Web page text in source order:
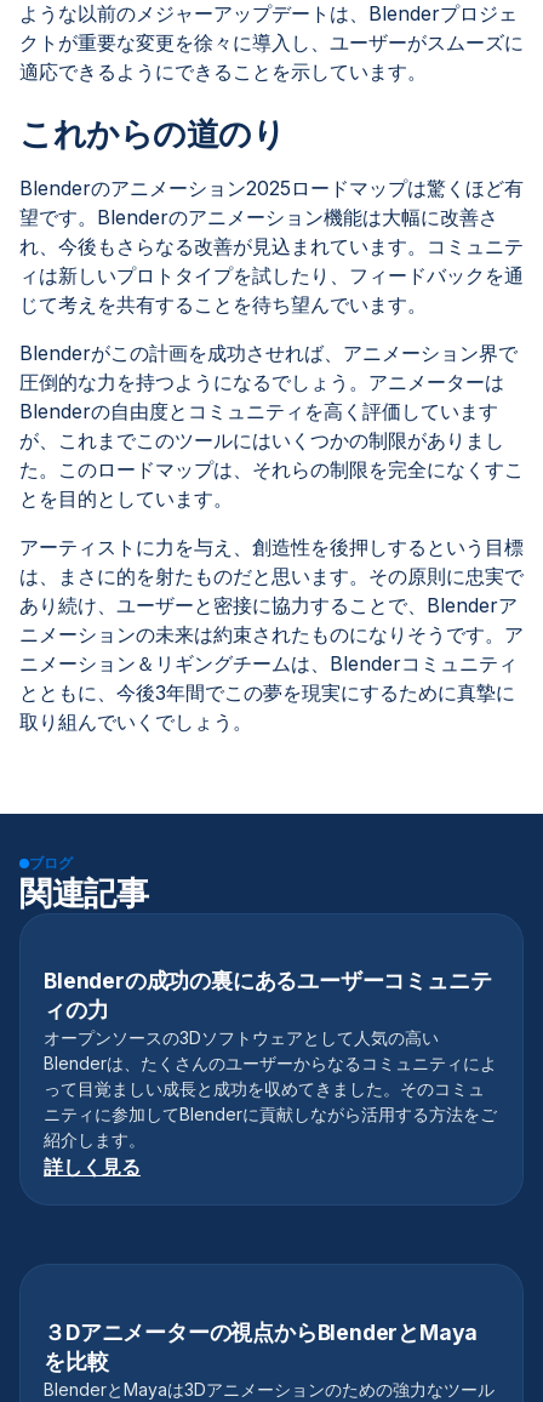
ような以前のメジャーアップデートは、Blenderプロジェ
クトが重要な変更を徐々に導入し、ユーザーがスムーズに
適応できるようにできることを示しています。
これからの道のり
Blenderのアニメーション2025ロードマップは驚くほど有
望です。Blenderのアニメーション機能は大幅に改善さ
れ、今後もさらなる改善が見込まれています。コミュニテ
ィは新しいプロトタイプを試したり、フィードバックを通
じて考えを共有することを待ち望んでいます。
Blenderがこの計画を成功させれば、アニメーション界で
圧倒的な力を持つようになるでしょう。アニメーターは
Blenderの自由度とコミュニティを高く評価しています
が、これまでこのツールにはいくつかの制限がありまし
た。このロードマップは、それらの制限を完全になくすこ
とを目的としています。
アーティストに力を与え、創造性を後押しするという目標
は、まさに的を射たものだと思います。その原則に忠実で
あり続け、ユーザーと密接に協力することで、Blenderア
ニメーションの未来は約束されたものになりそうです。ア
ニメーション＆リギングチームは、Blenderコミュニティ
とともに、今後3年間でこの夢を現実にするために真摯に
取り組んでいくでしょう。
ブログ
関連記事
3Dソフトウェア
Blenderの成功の裏にあるユーザーコミュニテ
ィの力
オープンソースの3Dソフトウェアとして人気の高い
Blenderは、たくさんのユーザーからなるコミュニティによ
って目覚ましい成長と成功を収めてきました。そのコミュ
ニティに参加してBlenderに貢献しながら活用する方法をご
紹介します。
詳しく見る
3Dソフトウェア
３Dアニメーターの視点からBlenderとMaya
を比較
BlenderとMayaは3Dアニメーションのための強力なツール